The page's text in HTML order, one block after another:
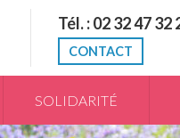
Tél. : 02 32 47 32
CONTACT
SOLIDARITÉ